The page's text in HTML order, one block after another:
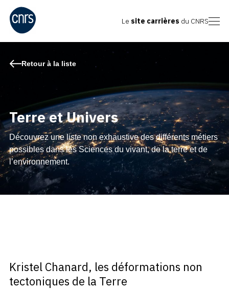
Le site carrières du CNRS
Retour à la liste
Terre et Univers
Découvrez une liste non exhaustive des différents métiers
possibles dans les Sciences du vivant, de la terre et de
l’environnement.
Kristel Chanard, les déformations non
tectoniques de la Terre